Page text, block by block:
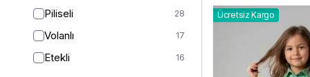
Piliseli 28
Volanlı 17
Etekli 16
Ücretsiz Kargo